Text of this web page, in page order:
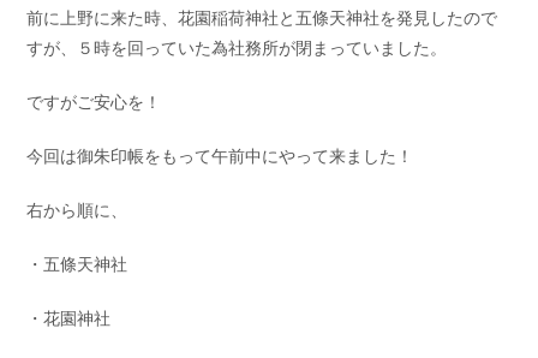
前に上野に来た時、花園稲荷神社と五條天神社を発見したので
すが、５時を回っていた為社務所が閉まっていました。
ですがご安心を！
今回は御朱印帳をもって午前中にやって来ました！
右から順に、
・五條天神社
・花園神社